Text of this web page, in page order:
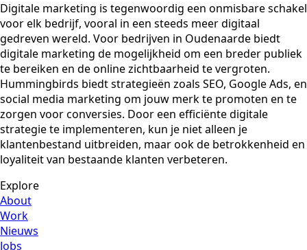
Digitale marketing is tegenwoordig een onmisbare schakel
voor elk bedrijf, vooral in een steeds meer digitaal
gedreven wereld. Voor bedrijven in Oudenaarde biedt
digitale marketing de mogelijkheid om een breder publiek
te bereiken en de online zichtbaarheid te vergroten.
Hummingbirds biedt strategieën zoals SEO, Google Ads, en
social media marketing om jouw merk te promoten en te
zorgen voor conversies. Door een efficiënte digitale
strategie te implementeren, kun je niet alleen je
klantenbestand uitbreiden, maar ook de betrokkenheid en
loyaliteit van bestaande klanten verbeteren.
Explore
About
Work
Nieuws
Jobs